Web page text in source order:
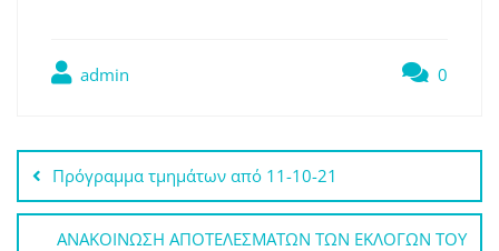
admin 0
Πλοήγηση
άρθρων
Πρόγραμμα τμημάτων από 11-10-21
ΑΝΑΚΟΙΝΩΣΗ ΑΠΟΤΕΛΕΣΜΑΤΩΝ ΤΩΝ ΕΚΛΟΓΩΝ ΤΟΥ